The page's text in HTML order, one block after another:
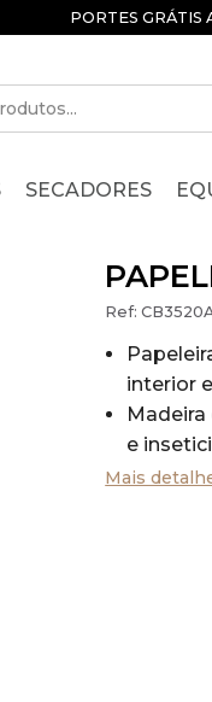
PORTES GRÁTIS
SECADORES
Ref:
interior
e
Mais